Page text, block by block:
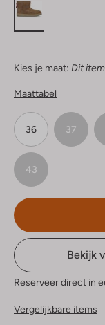
Kies je maat: Dit
Maattabel
36 37
43
Bekijk
Reserveer direct in
Vergelijkbare items